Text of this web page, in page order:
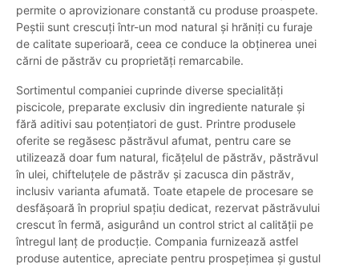
permite o aprovizionare constantă cu produse proaspete.
Peștii sunt crescuți într-un mod natural și hrăniți cu furaje
de calitate superioară, ceea ce conduce la obținerea unei
cărni de păstrăv cu proprietăți remarcabile.
Sortimentul companiei cuprinde diverse specialități
piscicole, preparate exclusiv din ingrediente naturale și
fără aditivi sau potențiatori de gust. Printre produsele
oferite se regăsesc păstrăvul afumat, pentru care se
utilizează doar fum natural, ficățelul de păstrăv, păstrăvul
în ulei, chifteluțele de păstrăv și zacusca din păstrăv,
inclusiv varianta afumată. Toate etapele de procesare se
desfășoară în propriul spațiu dedicat, rezervat păstrăvului
crescut în fermă, asigurând un control strict al calității pe
întregul lanț de producție. Compania furnizează astfel
produse autentice, apreciate pentru prospețimea și gustul